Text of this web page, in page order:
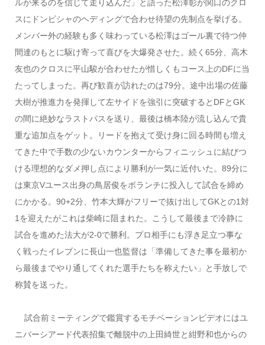
ルが来るのを信じて走り込んだ」と語った松澤彰が関口のクロ
スにドンピシャのヘディングで合わせ待望の先制点を挙げる。
メンバー外の経験も多く味わっている松澤はゴール裏で待つ仲
間達のもとに駆け寄って喜びを大爆発させた。続く65分、高木
友也のクロスに平山駿が合わせたが惜しくもコース上のDFに当
たってしまった。再び歓喜が訪れたのは79分。途中出場の佐藤
大樹が推進力を発揮して左サイドを強引に突破するとDFとGK
の間に絶妙なラストパスを送り、最後は橋本陸が流し込んで貴
重な追加点をゲット。リードを抱えて受け身に回る時間も増え
てきた中で手数の少ないカウンターからフィニッシュに結びつ
ける理想的なダメ押し点により勝利が一気に近付いた。89分に
は東京Vユース出身の鳥居俊をボランチに投入して試合を締め
にかかる。90+2分、竹本大輝がフリーで抜け出してGKとの1対
1を迎えたがこれは柴崎に阻まれた。こうして最後まで冷静に
試合を進めた法大が2-0で勝利。プロ相手にも浮き足立つ事な
く戦ったイレブンに長山一也監督は「準備してきた事を最初か
ら最後までやり通してくれた選手たちを称えたい」と手放しで
称賛を送った。
試合前ミーティングで鑑賞するモチベーションビデオにはユ
ニバーシアード代表招集で離脱中の上田綺世と紺野和也からの